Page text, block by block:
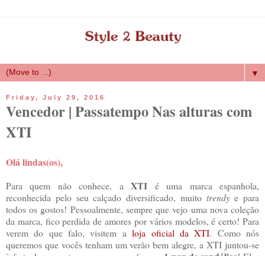
▼
Friday, July 29, 2016
Vencedor | Passatempo Nas alturas com
XTI
Olá lindas(os),
Para quem não conhece, aXTI é uma marca espanhola,
reconhecida pelo seu calçado diversificado, muitotrendye para
todos os gostos! Pessoalmente, sempre que vejo uma nova coleção
da marca, fico perdida de amores por vários modelos, é certo! Para
verem do que falo, visitem aloja oficial da XTI. Como nós
queremos que vocês tenham um verão bem alegre, a XTI juntou-se